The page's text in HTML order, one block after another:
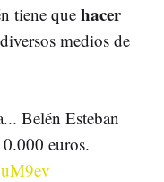
tiene que hacer
medios de
Belén Esteban
euros.